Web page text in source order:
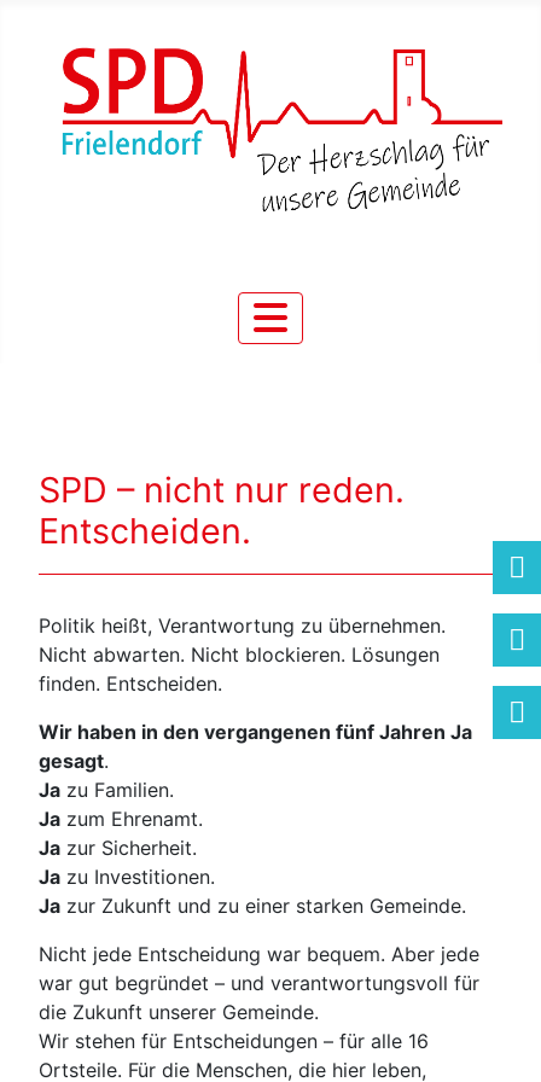
SPD – nicht nur reden.
Entscheiden.
Politik heißt, Verantwortung zu übernehmen.
Nicht abwarten. Nicht blockieren. Lösungen
finden. Entscheiden.
Wir haben in den vergangenen fünf Jahren Ja
gesagt.
Ja zu Familien.
Ja zum Ehrenamt.
Ja zur Sicherheit.
Ja zu Investitionen.
Ja zur Zukunft und zu einer starken Gemeinde.
Nicht jede Entscheidung war bequem. Aber jede
war gut begründet – und verantwortungsvoll für
die Zukunft unserer Gemeinde.
Wir stehen für Entscheidungen – für alle 16
Ortsteile. Für die Menschen, die hier leben,